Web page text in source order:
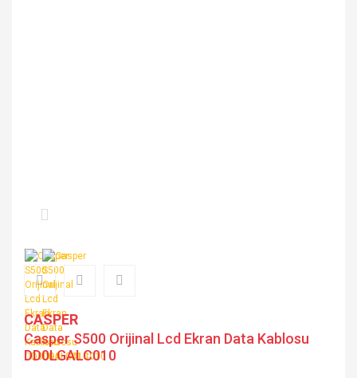
CASPER
Casper S500 Orijinal Lcd Ekran Data Kablosu
DD0LGALC010